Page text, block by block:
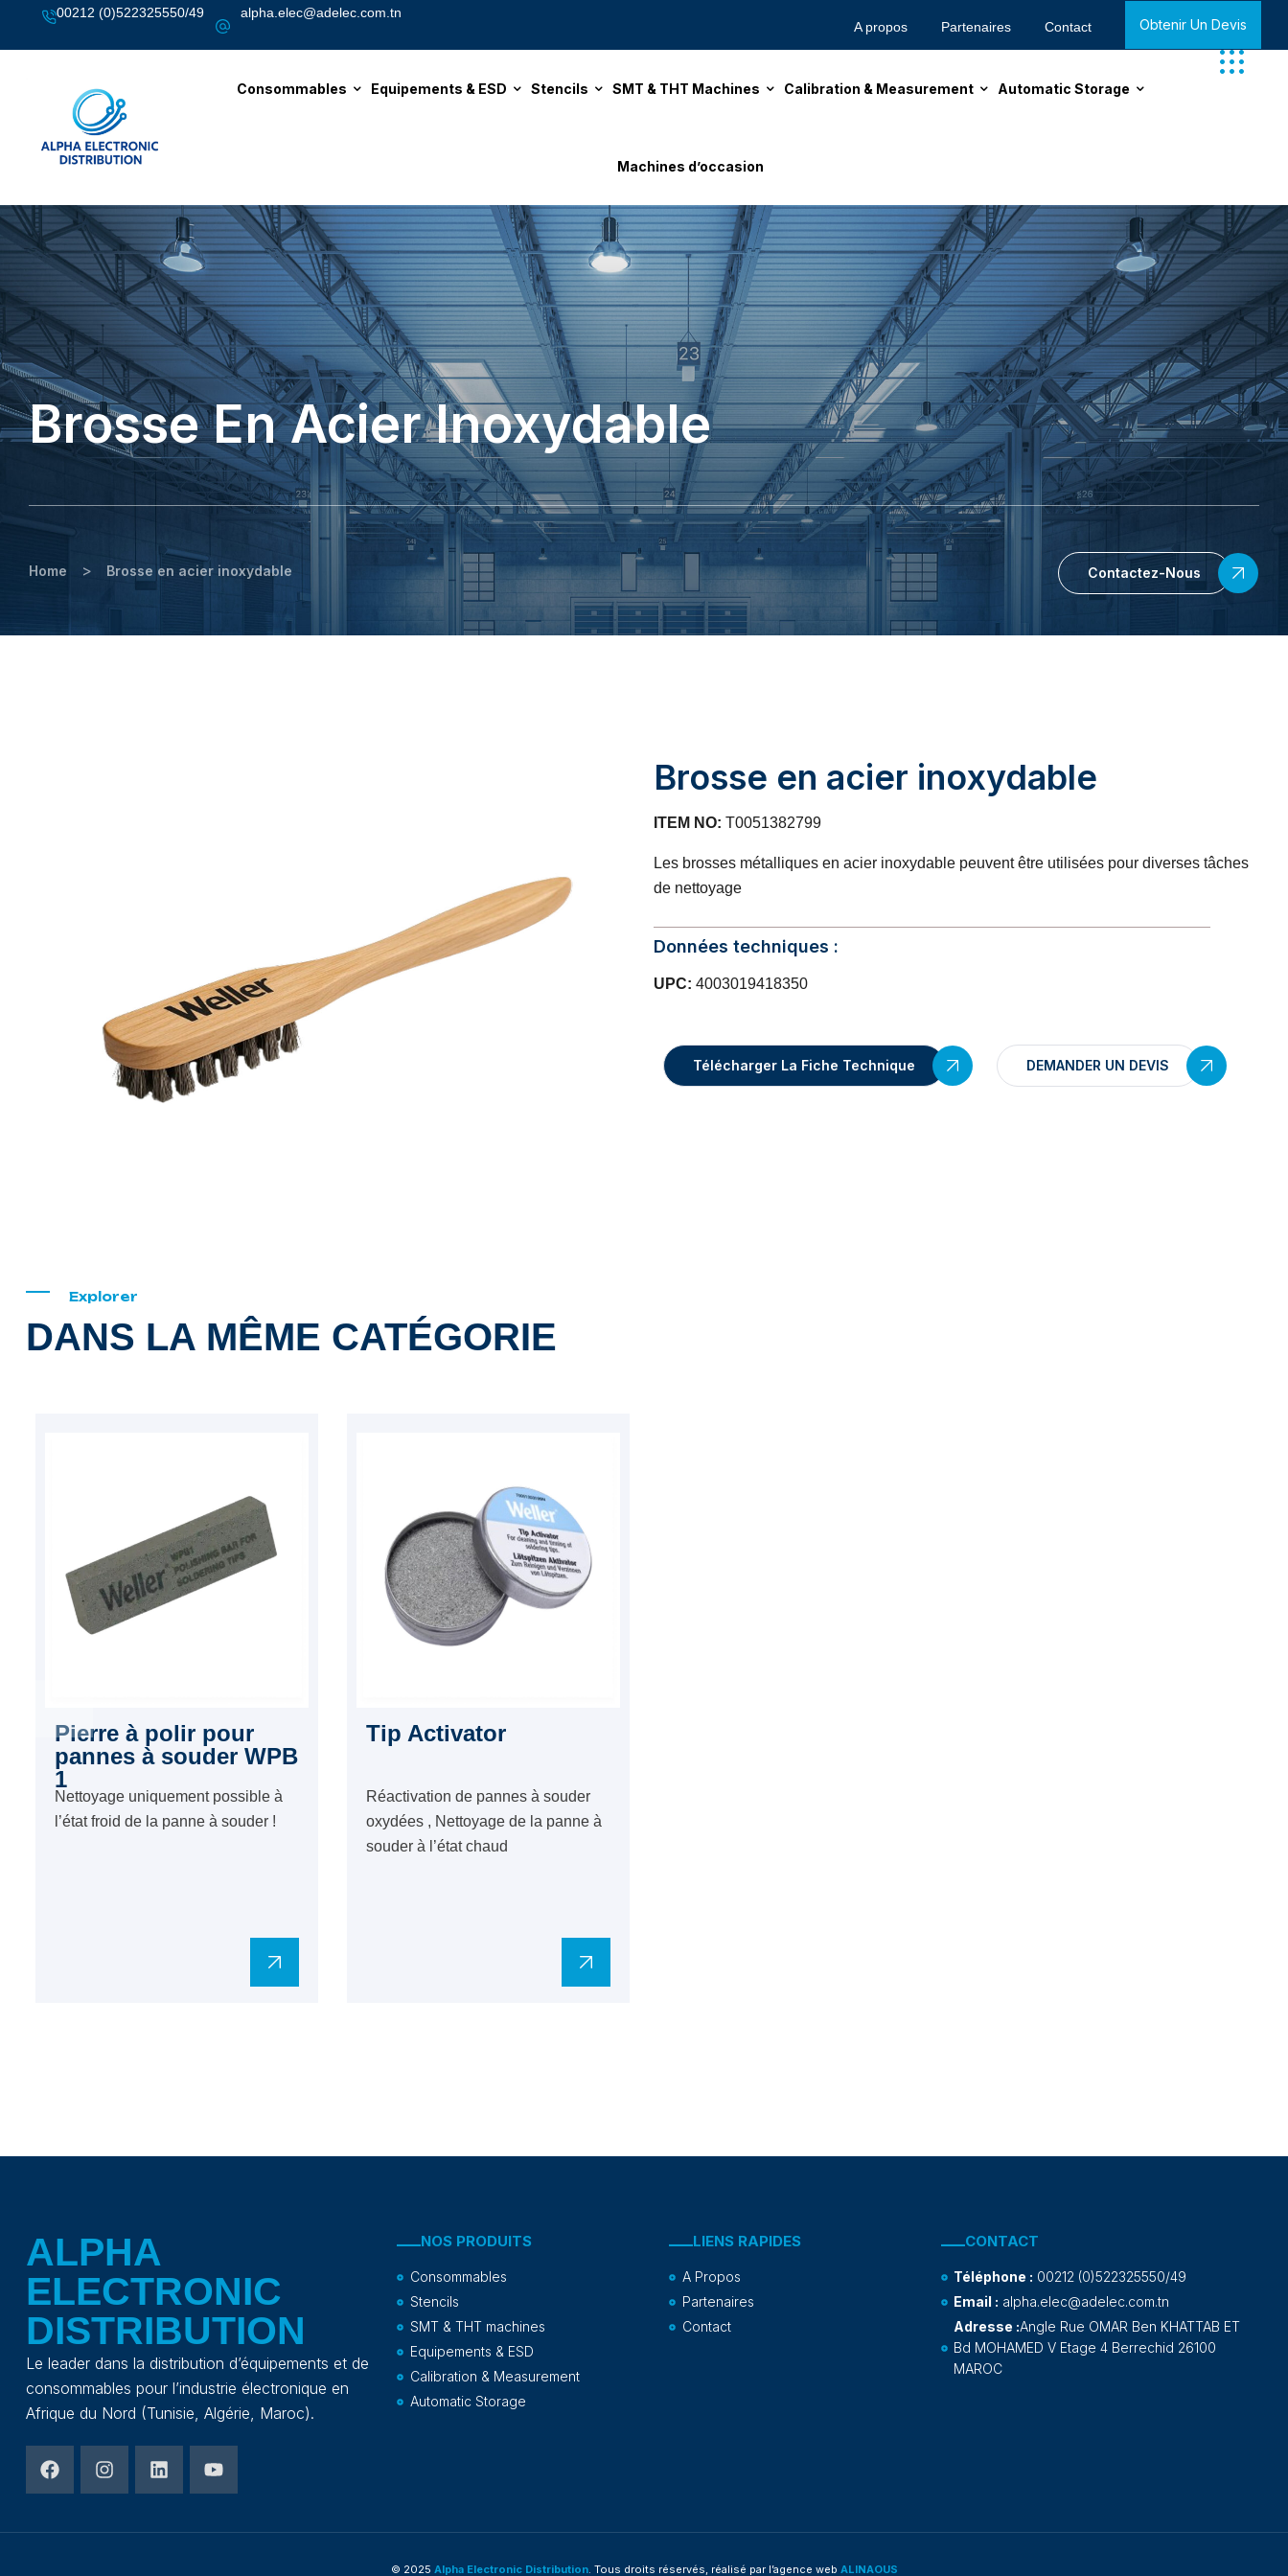
00212 (0)522325550/49
alpha.elec@adelec.com.tn
A propos
Partenaires Contact Obtenir Un Devis
Consommables Equipements & ESD Stencils SMT & THT Machines Calibration & Measurement Automatic Storage
Machines d’occasion
Brosse En Acier Inoxydable
Home > Brosse en acier inoxydable Contactez-Nous
Brosse en acier inoxydable
ITEM NO: T0051382799
Les brosses métalliques en acier inoxydable peuvent être utilisées pour diverses tâches
de nettoyage
Données techniques :
UPC: 4003019418350
Télécharger La Fiche Technique DEMANDER UN DEVIS
Explorer
DANS LA MÊME CATÉGORIE
Pierre à polir pour
pannes à souder WPB
1
Nettoyage uniquement possible à
l’état froid de la panne à souder !
Tip Activator
Réactivation de pannes à souder
oxydées , Nettoyage de la panne à
souder à l’état chaud
ALPHA
ELECTRONIC
DISTRIBUTION
Le leader dans la distribution d’équipements et de
consommables pour l’industrie électronique en
Afrique du Nord (Tunisie, Algérie, Maroc).
NOS PRODUITS
Consommables
Stencils
SMT & THT machines
Equipements & ESD
Calibration & Measurement
Automatic Storage
LIENS RAPIDES
A Propos
Partenaires
Contact
CONTACT
Téléphone : 00212 (0)522325550/49
Email : alpha.elec@adelec.com.tn
Adresse :Angle Rue OMAR Ben KHATTAB ET
Bd MOHAMED V Etage 4 Berrechid 26100
MAROC
© 2025 Alpha Electronic Distribution. Tous droits réservés, réalisé par l’agence web ALINAOUS